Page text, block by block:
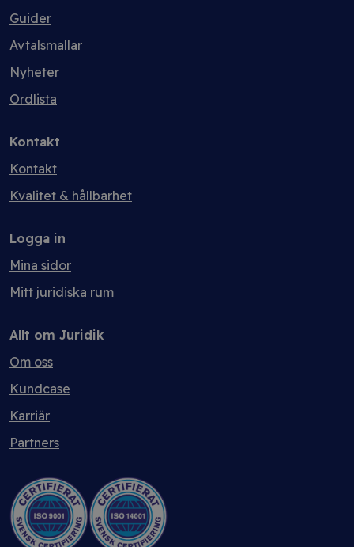
Guider
Avtalsmallar
Nyheter
Ordlista
Kontakt
Kontakt
Kvalitet & hållbarhet
Logga in
Mina sidor
Mitt juridiska rum
Allt om Juridik
Om oss
Kundcase
Karriär
Partners